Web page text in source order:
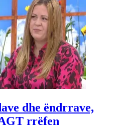
dhe ëndrrave,
rrëfen